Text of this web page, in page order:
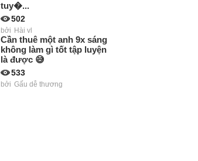
tuy�...
502
bởi Hài vl
Cần thuê một anh 9x sáng
không làm gì tốt tập luyện
là được 😅
533
bởi Gấu dễ thương